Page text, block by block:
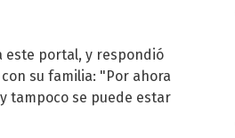
este portal, y respondió
su familia: "Por ahora
tampoco se puede estar